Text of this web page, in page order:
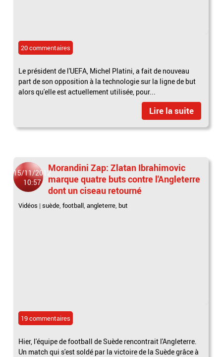
20 commentaires
Le président de l'UEFA, Michel Platini, a fait de nouveau
part de son opposition à la technologie sur la ligne de but
alors qu'elle est actuellement utilisée, pour...
Lire la suite
15/11/2012
10:57
Morandini Zap: Zlatan Ibrahimovic
marque quatre buts contre l'Angleterre
dont un ciseau retourné
Vidéos |suède,football,angleterre, but
19 commentaires
Hier, l'équipe de football de Suède rencontrait l'Angleterre.
Un match qui s'est soldé par la victoire de la Suède grâce à